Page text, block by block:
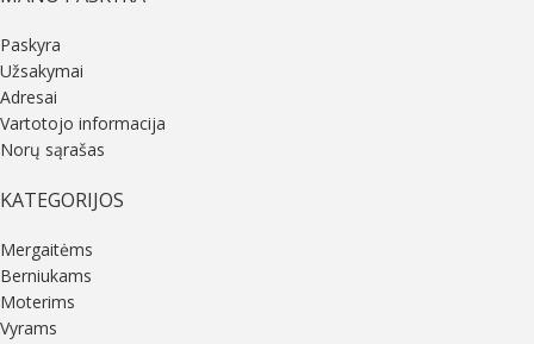
Paskyra
Užsakymai
Adresai
Vartotojo informacija
Norų sąrašas
KATEGORIJOS
Mergaitėms
Berniukams
Moterims
Vyrams